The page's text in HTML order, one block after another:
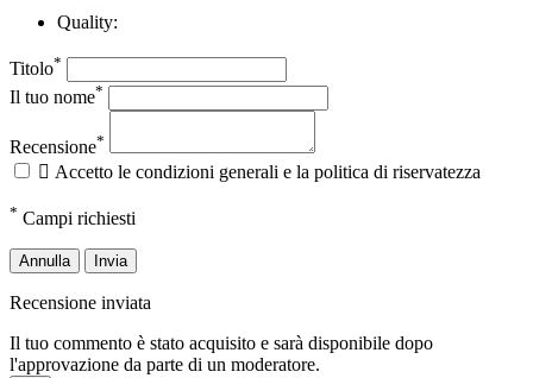
Quality:
Titolo*
Il tuo nome*
Recensione*
 Accetto le condizioni generali e la politica di riservatezza
* Campi richiesti
Annulla Invia
Recensione inviata
Il tuo commento è stato acquisito e sarà disponibile dopo
l'approvazione da parte di un moderatore.